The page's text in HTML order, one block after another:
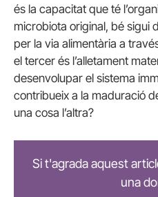
és la capacitat que té
microbiota original, bé sigui
per la via alimentària a
el tercer és l’alletament
desenvolupar el sistema
contribueix a la maduració
una cosa l’altra?
Si t'agrada aquest
una